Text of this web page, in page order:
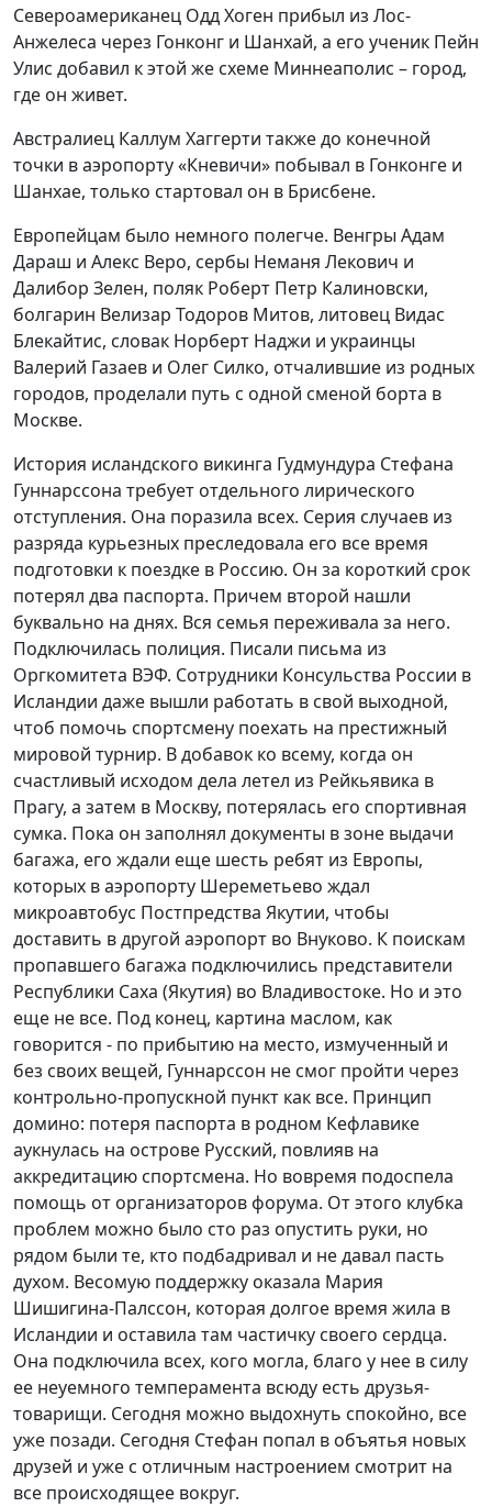
Североамериканец Одд Хоген прибыл из Лос-
Анжелеса через Гонконг и Шанхай, а его ученик Пейн
Улис добавил к этой же схеме Миннеаполис – город,
где он живет.
Австралиец Каллум Хаггерти также до конечной
точки в аэропорту «Кневичи» побывал в Гонконге и
Шанхае, только стартовал он в Брисбене.
Европейцам было немного полегче. Венгры Адам
Дараш и Алекс Веро, сербы Неманя Лекович и
Далибор Зелен, поляк Роберт Петр Калиновски,
болгарин Велизар Тодоров Митов, литовец Видас
Блекайтис, словак Норберт Наджи и украинцы
Валерий Газаев и Олег Силко, отчалившие из родных
городов, проделали путь с одной сменой борта в
Москве.
История исландского викинга Гудмундура Стефана
Гуннарссона требует отдельного лирического
отступления. Она поразила всех. Серия случаев из
разряда курьезных преследовала его все время
подготовки к поездке в Россию. Он за короткий срок
потерял два паспорта. Причем второй нашли
буквально на днях. Вся семья переживала за него.
Подключилась полиция. Писали письма из
Оргкомитета ВЭФ. Сотрудники Консульства России в
Исландии даже вышли работать в свой выходной,
чтоб помочь спортсмену поехать на престижный
мировой турнир. В добавок ко всему, когда он
счастливый исходом дела летел из Рейкьявика в
Прагу, а затем в Москву, потерялась его спортивная
сумка. Пока он заполнял документы в зоне выдачи
багажа, его ждали еще шесть ребят из Европы,
которых в аэропорту Шереметьево ждал
микроавтобус Постпредства Якутии, чтобы
доставить в другой аэропорт во Внуково. К поискам
пропавшего багажа подключились представители
Республики Саха (Якутия) во Владивостоке. Но и это
еще не все. Под конец, картина маслом, как
говорится - по прибытию на место, измученный и
без своих вещей, Гуннарссон не смог пройти через
контрольно-пропускной пункт как все. Принцип
домино: потеря паспорта в родном Кефлавике
аукнулась на острове Русский, повлияв на
аккредитацию спортсмена. Но вовремя подоспела
помощь от организаторов форума. От этого клубка
проблем можно было сто раз опустить руки, но
рядом были те, кто подбадривал и не давал пасть
духом. Весомую поддержку оказала Мария
Шишигина-Палссон, которая долгое время жила в
Исландии и оставила там частичку своего сердца.
Она подключила всех, кого могла, благо у нее в силу
ее неуемного темперамента всюду есть друзья-
товарищи. Сегодня можно выдохнуть спокойно, все
уже позади. Сегодня Стефан попал в объятья новых
друзей и уже с отличным настроением смотрит на
все происходящее вокруг.